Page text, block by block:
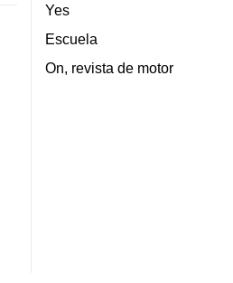
Yes
Escuela
On, revista de motor